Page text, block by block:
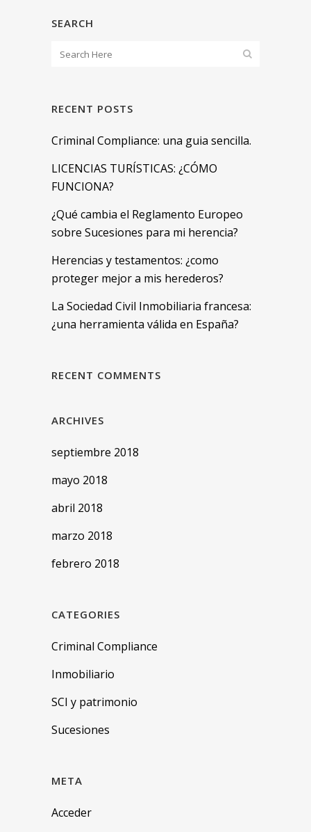
SEARCH
RECENT POSTS
Criminal Compliance: una guia sencilla.
LICENCIAS TURÍSTICAS: ¿CÓMO
FUNCIONA?
¿Qué cambia el Reglamento Europeo
sobre Sucesiones para mi herencia?
Herencias y testamentos: ¿como
proteger mejor a mis herederos?
La Sociedad Civil Inmobiliaria francesa:
¿una herramienta válida en España?
RECENT COMMENTS
ARCHIVES
septiembre 2018
mayo 2018
abril 2018
marzo 2018
febrero 2018
CATEGORIES
Criminal Compliance
Inmobiliario
SCI y patrimonio
Sucesiones
META
Acceder